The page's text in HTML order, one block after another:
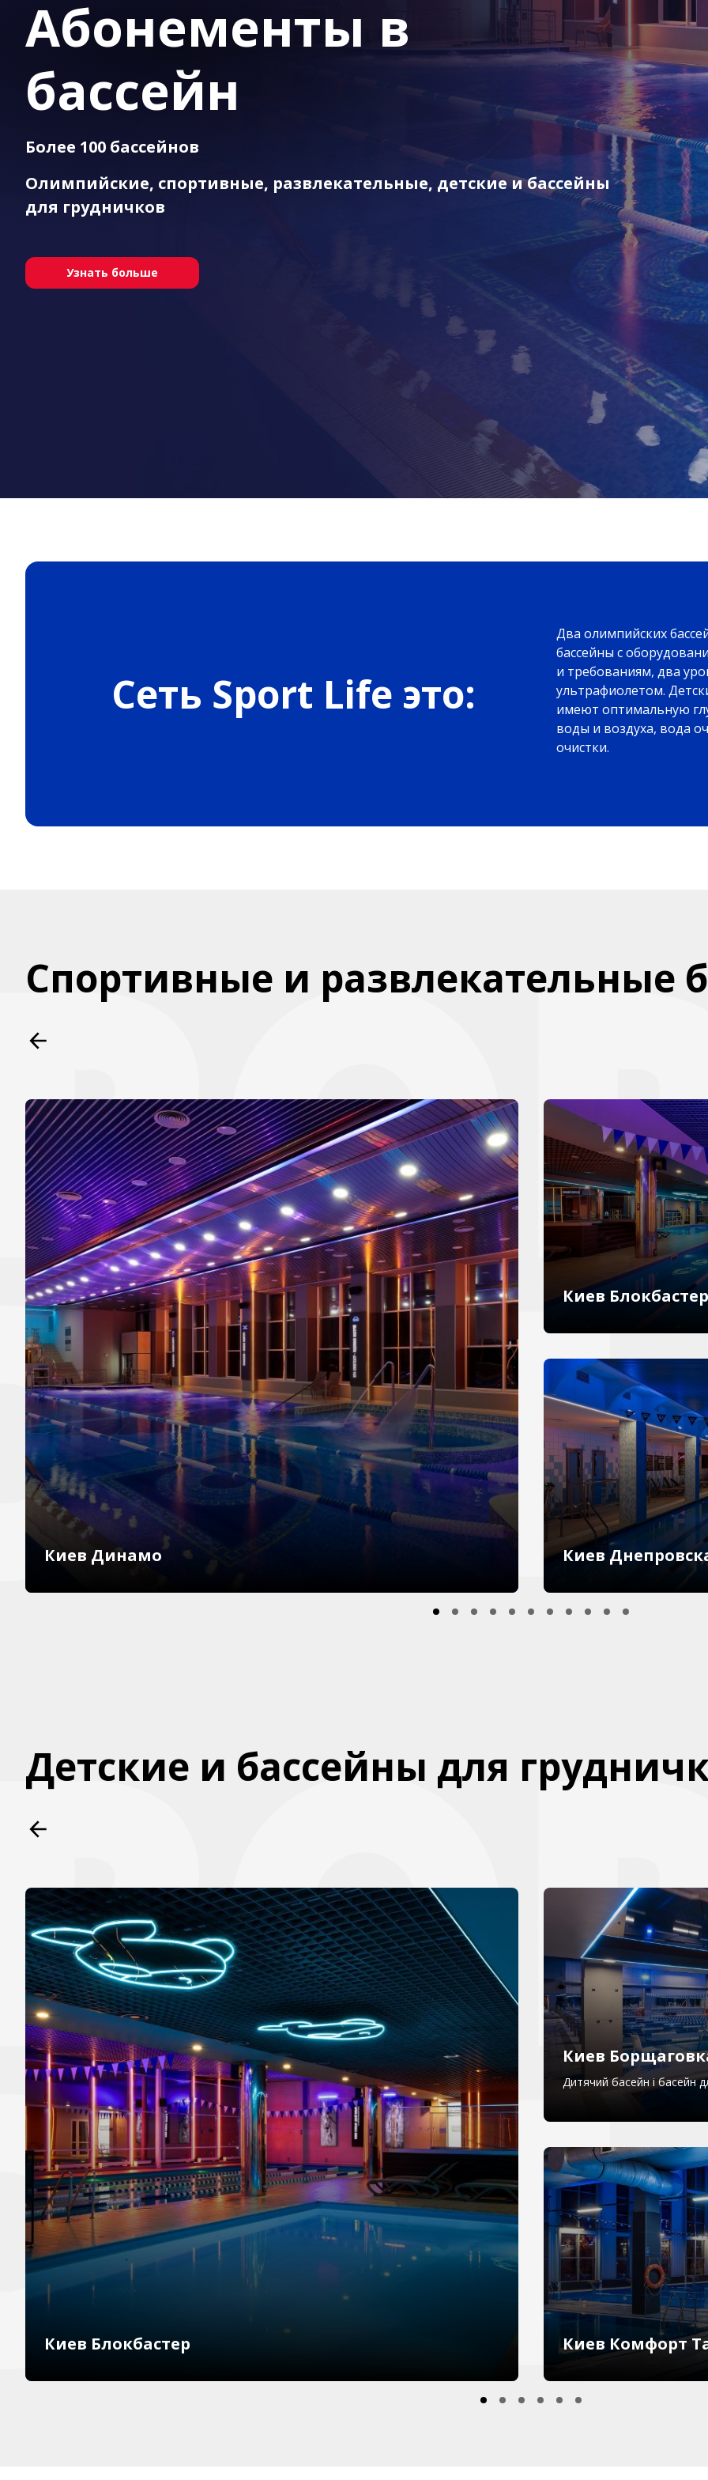
Абонементы в
бассейн
Более 100 бассейнов
Олимпийские, спортивные, развлекательные, детские и бассейны
для грудничков
Узнать больше
Сеть Sport Life это:
Два олимпийских
бассейны с
и требованиям, два
ультрафиолетом.
имеют оптимальную
воды и воздуха, вода
очистки.
Спортивные и развлекательные
Киев Динамо
Киев Блокбастер
Киев
Детские и бассейны для
Киев Блокбастер
Киев
Дитячий басейн і басейн
Киев Комфорт